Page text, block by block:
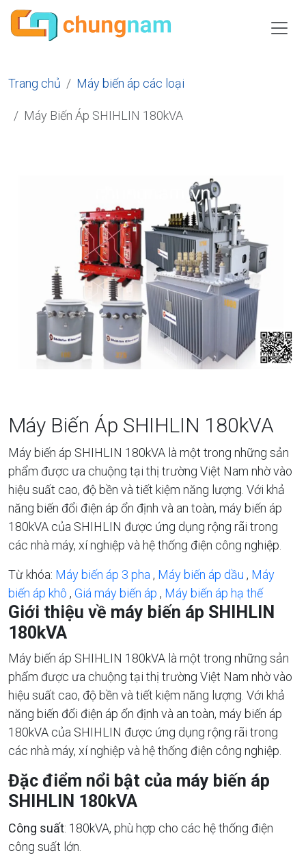
Trang chủ Máy biến áp các loại
Máy Biến Áp SHIHLIN 180kVA
Máy Biến Áp SHIHLIN 180kVA
Máy biến áp SHIHLIN 180kVA là một trong những sản
phẩm được ưa chuộng tại thị trường Việt Nam nhờ vào
hiệu suất cao, độ bền và tiết kiệm năng lượng. Với khả
năng biến đổi điện áp ổn định và an toàn, máy biến áp
180kVA của SHIHLIN được ứng dụng rộng rãi trong
các nhà máy, xí nghiệp và hệ thống điện công nghiệp.
Từ khóa: Máy biến áp 3 pha , Máy biến áp dầu , Máy
biến áp khô , Giá máy biến áp , Máy biến áp hạ thế
Giới thiệu về máy biến áp SHIHLIN
180kVA
Máy biến áp SHIHLIN 180kVA là một trong những sản
phẩm được ưa chuộng tại thị trường Việt Nam nhờ vào
hiệu suất cao, độ bền và tiết kiệm năng lượng. Với khả
năng biến đổi điện áp ổn định và an toàn, máy biến áp
180kVA của SHIHLIN được ứng dụng rộng rãi trong
các nhà máy, xí nghiệp và hệ thống điện công nghiệp.
Đặc điểm nổi bật của máy biến áp
SHIHLIN 180kVA
Công suất: 180kVA, phù hợp cho các hệ thống điện
công suất lớn.